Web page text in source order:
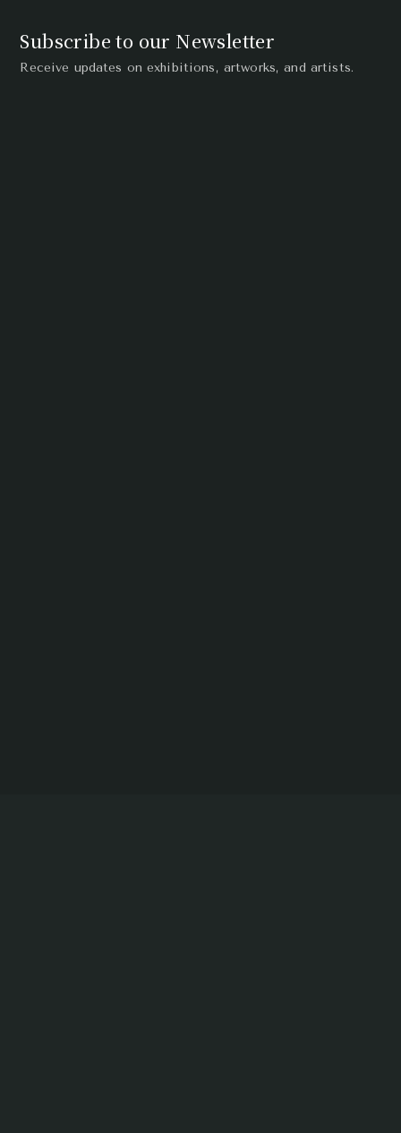
Subscribe to our Newsletter
Receive updates on exhibitions, artworks, and artists.